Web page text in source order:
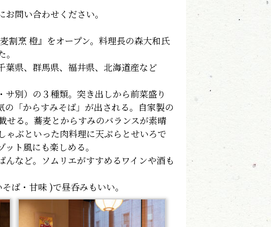
問い合わせください。
割烹 橙』をオープン。料理長の森大和氏
県、群馬県、福井県、北海道産など
別）の３種類。突き出しから前菜盛り
「からすみそば」が出される。自家製の
せる。蕎麦とからすみのバランスが素晴
ゃぶといった肉料理に天ぷらとせいろで
ト風にも楽しめる。
など。ソムリエがすすめるワインや酒も
ば・甘味 )で昼呑みもいい。